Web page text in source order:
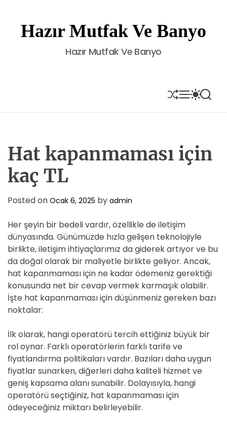
t
Hazır Mutfak Ve Banyo
Hazır Mutfak Ve Banyo
S
H
U
E
M
E
N
S
W
I
C
O
L
S
E
A
Hat kapanmaması için
kaç TL
Posted on Ocak 6, 2025 by admin
Her şeyin bir bedeli vardır, özellikle de iletişim
dünyasında. Günümüzde hızla gelişen teknolojiyle
birlikte, iletişim ihtiyaçlarımız da giderek artıyor ve bu
da doğal olarak bir maliyetle birlikte geliyor. Ancak,
hat kapanmaması için ne kadar ödemeniz gerektiği
konusunda net bir cevap vermek karmaşık olabilir.
İşte hat kapanmaması için düşünmeniz gereken bazı
noktalar:
İlk olarak, hangi operatörü tercih ettiğiniz büyük bir
rol oynar. Farklı operatörlerin farklı tarife ve
fiyatlandırma politikaları vardır. Bazıları daha uygun
fiyatlar sunarken, diğerleri daha kaliteli hizmet ve
geniş kapsama alanı sunabilir. Dolayısıyla, hangi
operatörü seçtiğiniz, hat kapanmaması için
ödeyeceğiniz miktarı belirleyebilir.